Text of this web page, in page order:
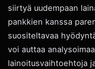
siirtyä uudempaan
pankkien kanssa
suositeltavaa
voi auttaa
lainoitusvaihtoehtoja